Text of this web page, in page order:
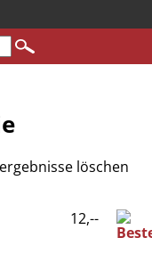
löschen
12,--